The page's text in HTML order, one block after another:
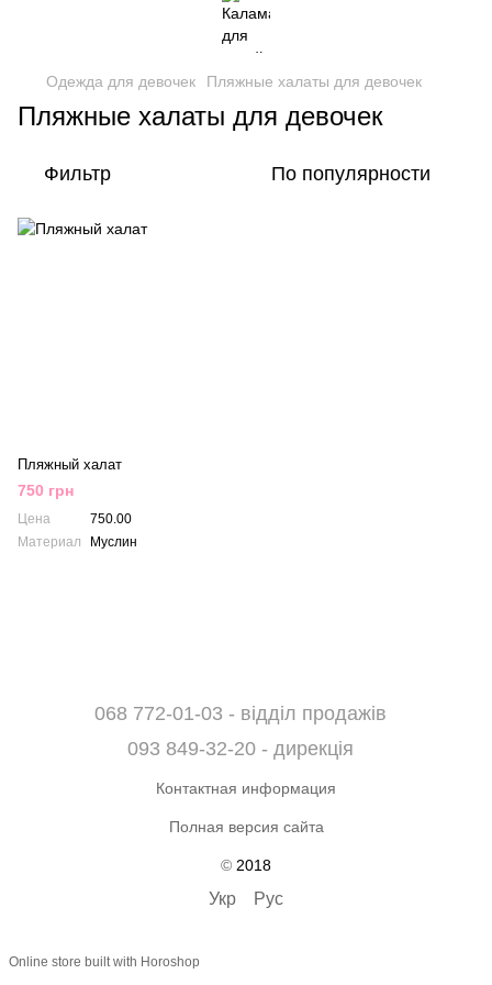
Одежда для девочек Пляжные халаты для девочек
Пляжные халаты для девочек
Фильтр По популярности
Пляжный халат
750 грн
Цена
750.00
Материал
Муслин
068 772-01-03 - відділ продажів
093 849-32-20 - дирекція
Контактная информация
Полная версия сайта
© 2018
Укр Рус
Online store built with Horoshop